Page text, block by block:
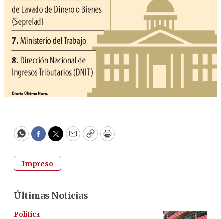
WhatsApp
Facebook
Twitter
EmailCopyPrint
Impreso
Últimas Noticias
Política